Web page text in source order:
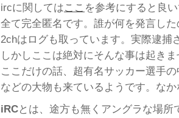
ircに関してはここ を参考にすると良
全て完全匿名です。誰が何を発言し
2chはログも取っています。実際逮捕
しかしここは絶対にそんな事は起き
ここだけの話、超有名サッカー選手
などの大物も来ているようです。な
iRCとは、途方も無くアングラな場所